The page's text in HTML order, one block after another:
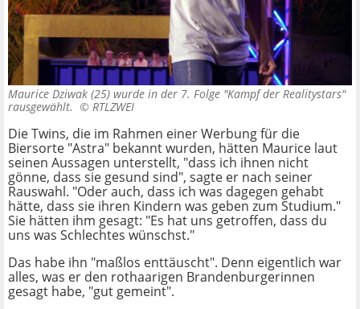
Maurice Dziwak (25) wurde in der 7. Folge "Kampf der Realitystars"
rausgewählt. © RTLZWEI
Die Twins, die im Rahmen einer Werbung für die
Biersorte "Astra" bekannt wurden, hätten Maurice laut
seinen Aussagen unterstellt, "dass ich ihnen nicht
gönne, dass sie gesund sind", sagte er nach seiner
Rauswahl. "Oder auch, dass ich was dagegen gehabt
hätte, dass sie ihren Kindern was geben zum Studium."
Sie hätten ihm gesagt: "Es hat uns getroffen, dass du
uns was Schlechtes wünschst."
Das habe ihn "maßlos enttäuscht". Denn eigentlich war
alles, was er den rothaarigen Brandenburgerinnen
gesagt habe, "gut gemeint".